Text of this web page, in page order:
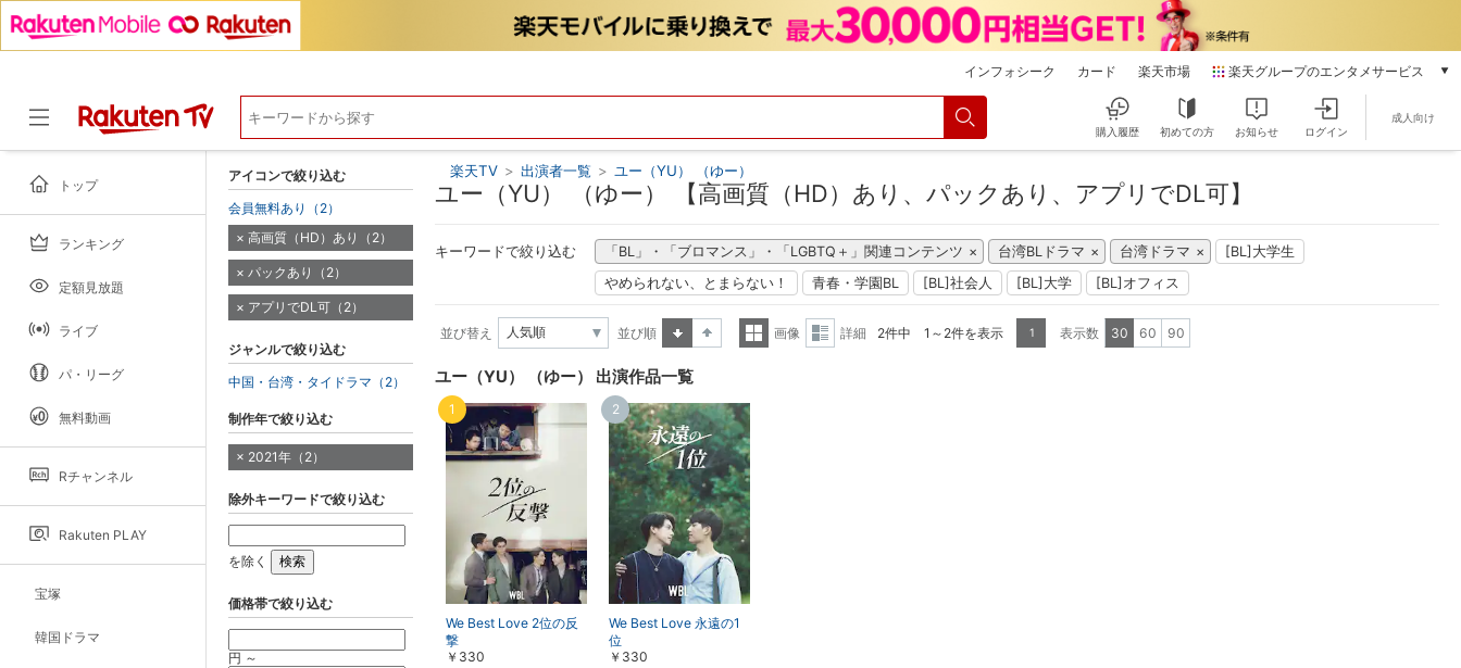
インフォシーク カード 楽天市場 楽天グループのエンタメサービス
本/ゲーム/CD/DVD
雑誌読み放題
動画配信
購入履歴 初めての方 お知らせ ログイン
成人向け
トップ
ランキング
定額見放題
ライブ
パ・リーグ
無料動画
Rチャンネル
Rakuten PLAY
宝塚
韓国ドラマ
楽天TV > 出演者一覧 > ユー（YU） （ゆー）
ユー（YU） （ゆー） 【高画質（HD）あり、パックあり、アプリでDL可】
キーワードで絞り込む 「BL」・「ブロマンス」・「LGBTQ＋」関連コンテンツ 台湾BLドラマ 台湾ドラマ
[BL]大学生
やめられない、とまらない！
青春・学園BL [BL]社会人 [BL]大学 [BL]オフィス
並び替え
並び順
画像
詳細 2件中 1～2件を表示 1 表示数 30 60 90
ユー（YU） （ゆー） 出演作品一覧
We Best Love 2位の反
撃
￥330
1
We Best Love 永遠の1
位
￥330
2
アイコンで絞り込む
会員無料あり（2）
高画質（HD）あり（2）
パックあり（2）
アプリでDL可（2）
ジャンルで絞り込む
中国・台湾・タイドラマ（2）
制作年で絞り込む
2021年（2）
除外キーワードで絞り込む
を除く
価格帯で絞り込む
円 ～